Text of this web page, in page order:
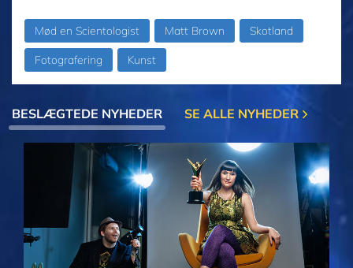
Mød en Scientologist Matt Brown Skotland
Fotografering Kunst
BESLÆGTEDE NYHEDER SE ALLE NYHEDER